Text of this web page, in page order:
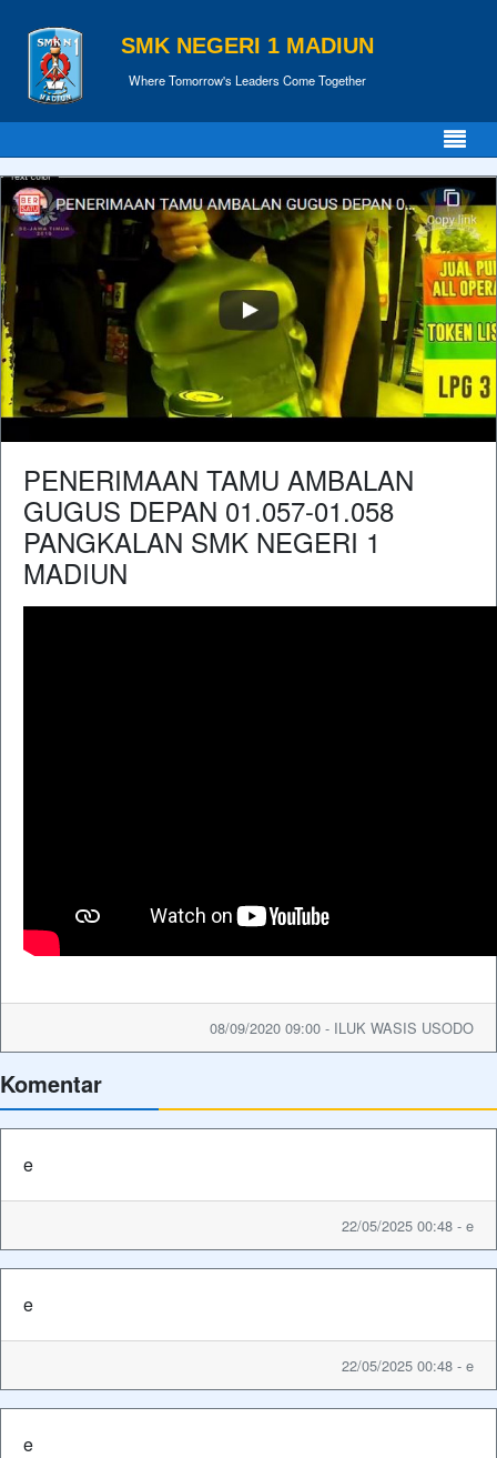
SMK NEGERI 1 MADIUN
Where Tomorrow's Leaders Come Together
PENERIMAAN TAMU AMBALAN
GUGUS DEPAN 01.057-01.058
PANGKALAN SMK NEGERI 1
MADIUN
08/09/2020 09:00 - ILUK WASIS USODO
Komentar
e
22/05/2025 00:48 - e
e
22/05/2025 00:48 - e
e